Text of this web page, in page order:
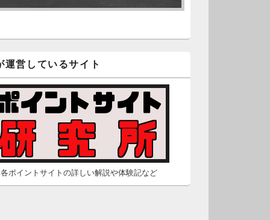
2:22（Dr.N）
難しいかもしれません。
26 2:52（Dr.N）
間の都合が付かないため、5月26
の更新は休みます。申し訳あり
せん。
23 16:32（Dr.N）
■
■
□
運営しているサイト
各ポイントサイトの詳しい解説や体験記など